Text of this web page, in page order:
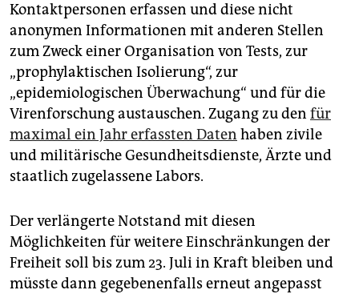
Kontaktpersonen erfassen und diese nicht
anonymen Informationen mit anderen Stellen
zum Zweck einer Organisation von Tests, zur
„prophylaktischen Isolierung“, zur
„epidemiologischen Überwachung“ und für die
Virenforschung austauschen. Zugang zu den für
maximal ein Jahr erfassten Daten haben zivile
und militärische Gesundheitsdienste, Ärzte und
staatlich zugelassene Labors.
Der verlängerte Notstand mit diesen
Möglichkeiten für weitere Einschränkungen der
Freiheit soll bis zum 23. Juli in Kraft bleiben und
müsste dann gegebenenfalls erneut angepasst